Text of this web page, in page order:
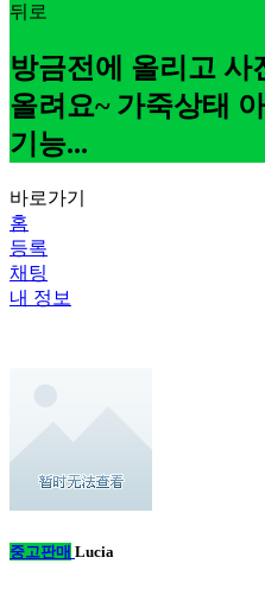
뒤로
방금전에 올리고 사
올려요~ 가죽상태
기능...
바로가기
홈
등록
채팅
내 정보
중고판매 Lucia